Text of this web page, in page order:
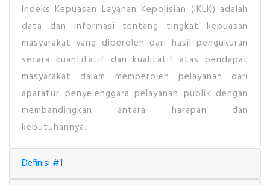
Lanjut Isi Survey
Indeks Kepuasan Layanan Kepolisian (IKLK) adalah
data dan informasi tentang tingkat kepuasan
masyarakat yang diperoleh dari hasil pengukuran
secara kuantitatif dan kualitatif atas pendapat
masyarakat dalam memperoleh pelayanan dari
aparatur penyelenggara pelayanan publik dengan
membandingkan antara harapan dan
kebutuhannya.
Definisi #1